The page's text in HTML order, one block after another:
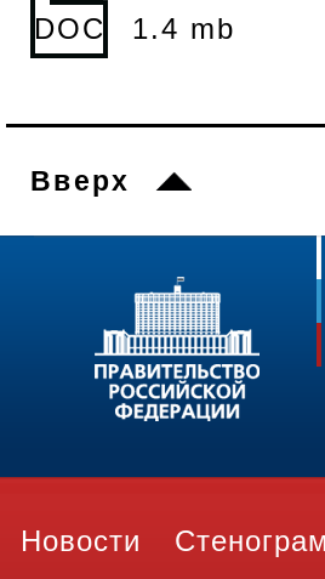
DOC 1.4 mb
Вверх
Новости